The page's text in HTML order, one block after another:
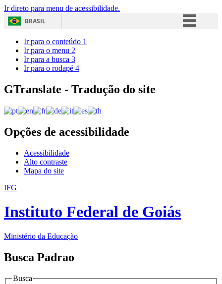
Ir direto para menu de acessibilidade.
BRASIL
Acesso à informação
Ir para o conteúdo 1
Ir para o menu 2
Ir para a busca 3
Ir para o rodapé 4
GTranslate - Tradução do site
Opções de acessibilidade
Acessibilidade
Alto contraste
Mapa do site
IFG
Instituto Federal de Goiás
Ministério da Educação
Busca Padrao
Busca